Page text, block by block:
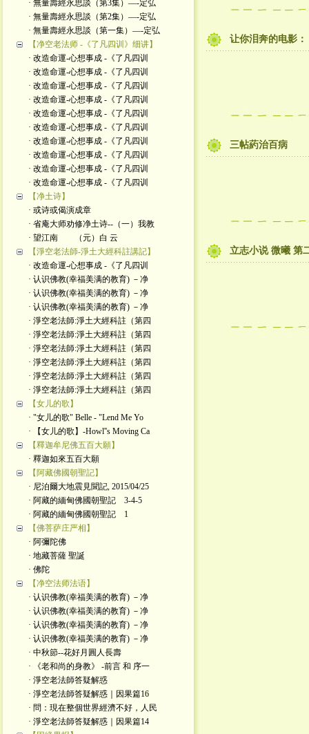
· 無量壽經永思談（第3集）—-定弘
· 無量壽經永思談（第2集）—-定弘
· 無量壽經永思談（第一集）—-定弘
【净空老法师 -《了凡四训》细讲】
· 改造命運-心想事成 -《了凡四训
· 改造命運-心想事成 -《了凡四训
· 改造命運-心想事成 -《了凡四训
· 改造命運-心想事成 -《了凡四训
· 改造命運-心想事成 -《了凡四训
· 改造命運-心想事成 -《了凡四训
· 改造命運-心想事成 -《了凡四训
· 改造命運-心想事成 -《了凡四训
· 改造命運-心想事成 -《了凡四训
· 改造命運-心想事成 -《了凡四训
【净土诗】
· 或诗或偈演成章
· 省庵大师劝修净土诗--（一）我教
· 望江南 （元）白 云
【淨空老法師-淨土大經科註講記】
· 改造命運-心想事成 -《了凡四训
· 认识佛教(幸福美满的教育) －净
· 认识佛教(幸福美满的教育) －净
· 认识佛教(幸福美满的教育) －净
· 淨空老法師:淨土大經科註（第四
· 淨空老法師:淨土大經科註（第四
· 淨空老法師:淨土大經科註（第四
· 淨空老法師:淨土大經科註（第四
· 淨空老法師:淨土大經科註（第四
· 淨空老法師:淨土大經科註（第四
【女儿的歌】
· "女儿的歌" Belle - "Lend Me Yo
· 【女儿的歌】-Howl''s Moving Ca
【釋迦牟尼佛五百大願】
· 釋迦如來五百大願
【阿藏佛國朝聖記】
· 尼泊爾大地震見聞記, 2015/04/25
· 阿藏的緬甸佛國朝聖記 3-4-5
· 阿藏的緬甸佛國朝聖記 1
【佛菩萨庄严相】
· 阿彌陀佛
· 地藏菩薩 聖誕
· 佛陀
【净空法师法语】
· 认识佛教(幸福美满的教育) －净
· 认识佛教(幸福美满的教育) －净
· 认识佛教(幸福美满的教育) －净
· 认识佛教(幸福美满的教育) －净
· 中秋節--花好月圓人長壽
· 《老和尚的身教》 -前言 和 序一
· 淨空老法師答疑解惑
· 淨空老法師答疑解惑｜因果篇16
· 問：現在整個世界經濟不好，人民
· 淨空老法師答疑解惑｜因果篇14
让你泪奔的电影
三帖葯治百病
立志小说 微曦 第